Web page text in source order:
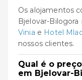
Os alojamentos
Bjelovar-Bilogora
Vinia e Hotel
nossos clientes.
Qual é o
em Bjelovar-